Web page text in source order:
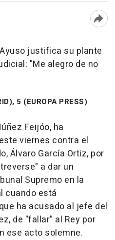
justifica su plante
"Me alegro de no
5 (EUROPA PRESS)
Feijóo, ha
viernes contra el
Álvaro García Ortiz, por
a dar un
Supremo en la
cuando está
ha acusado al jefe del
de "fallar" al Rey por
ese acto solemne.